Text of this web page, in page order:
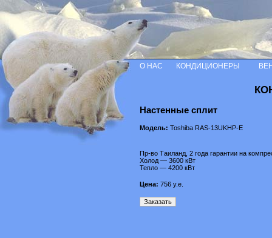
Настенные сплит
Модель: Toshiba RAS-13UKHP-E
Пр-во Таиланд, 2 года гарантии на
Холод — 3600 кВт
Тепло — 4200 кВт
Цена: 756 у.е.
О НАС КОНДИЦИОНЕРЫ